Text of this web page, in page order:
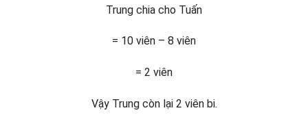
Trung chia cho Tuấn
= 10 viên – 8 viên
= 2 viên
Vậy Trung còn lại 2 viên bi.